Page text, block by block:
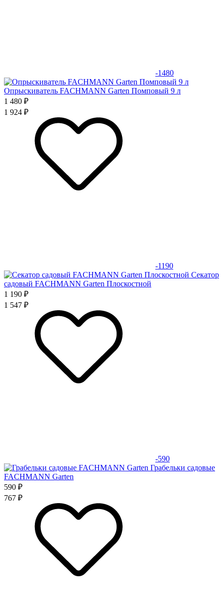
-1480
Опрыскиватель FACHMANN Garten Помповый 9 л
1 480 ₽
1 924 ₽
-1190
Секатор
садовый FACHMANN Garten Плоскостной
1 190 ₽
1 547 ₽
-590
Грабельки садовые
FACHMANN Garten
590 ₽
767 ₽